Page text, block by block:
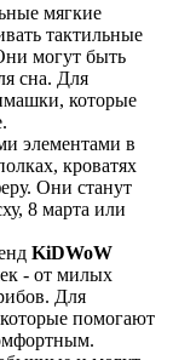
мягкие
тактильные
могут быть
сна. Для
которые
элементами в
кроватях
Они станут
8 марта или
KiDWoW
- от милых
Для
помогают